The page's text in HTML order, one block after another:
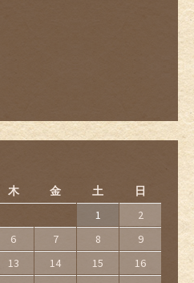
木 金 土 日
1
2
6 7 8
9
13 14 15
16